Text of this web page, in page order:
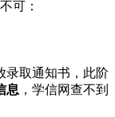
可：
录取通知书，此阶
息 ，学信网查不到